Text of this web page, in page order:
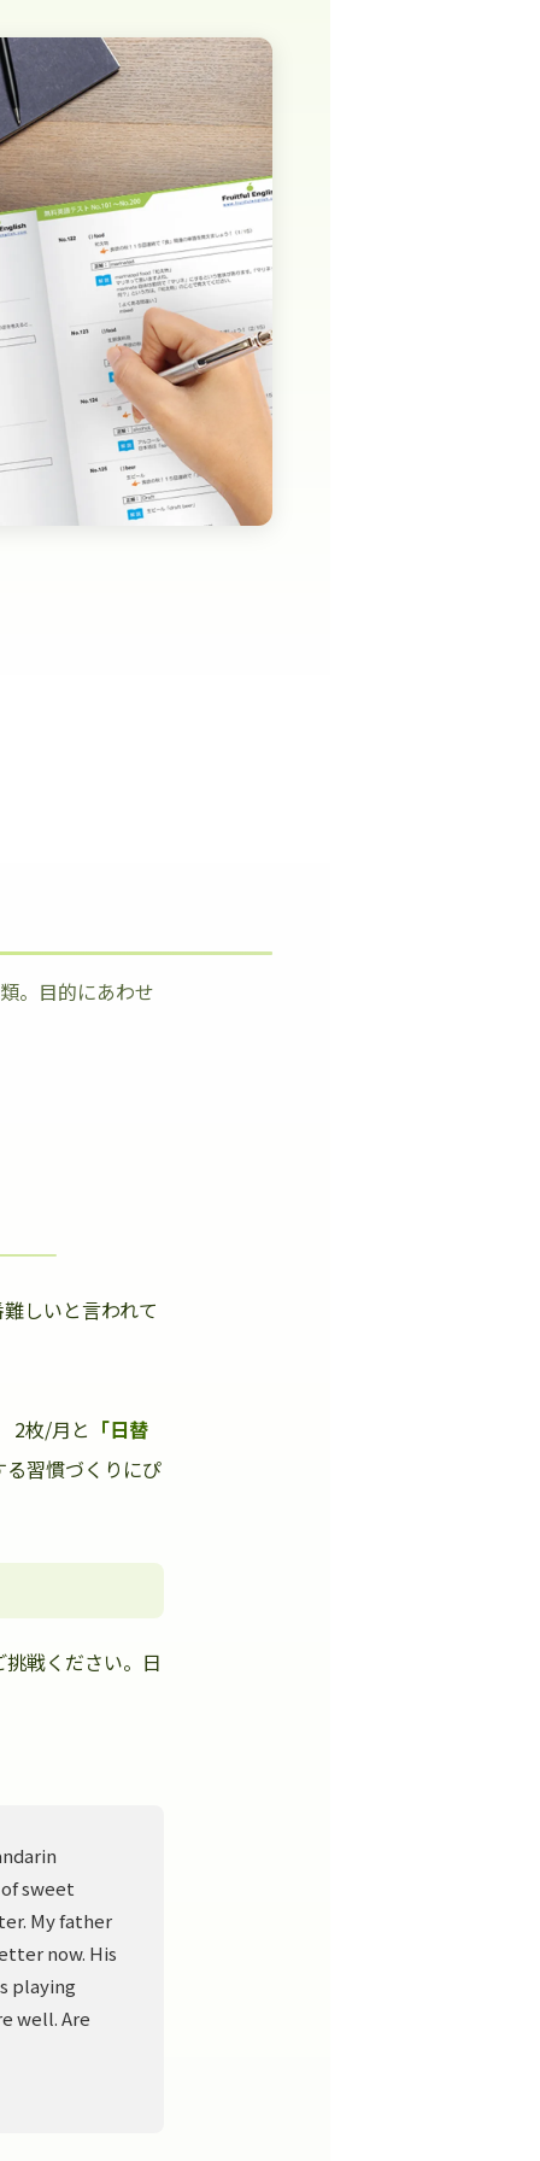
。目的にあわせ
しいと言われて
2枚/月と 「日替
習慣づくりにぴ
戦ください。日
sweet
My father
now. His
playing
well. Are